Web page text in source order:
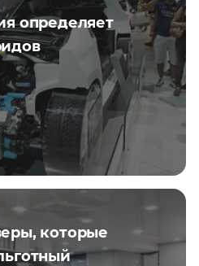
определяет
которые